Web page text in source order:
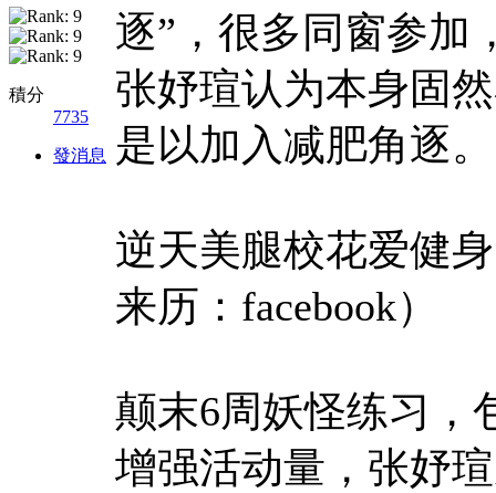
積分
7735
發消息
逐”，很多同窗参加
张妤瑄认为本身固
是以加入减肥角逐。
逆天美腿校花爱健
来历：facebook）
颠末6周妖怪练习，
增强活动量，张妤